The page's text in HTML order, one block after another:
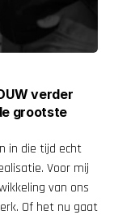
verder
grootste
in die tijd echt
Voor mij
van ons
Of het nu gaat